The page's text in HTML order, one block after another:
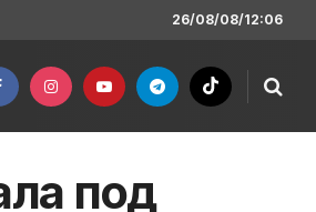
26/08/08/12:06
под